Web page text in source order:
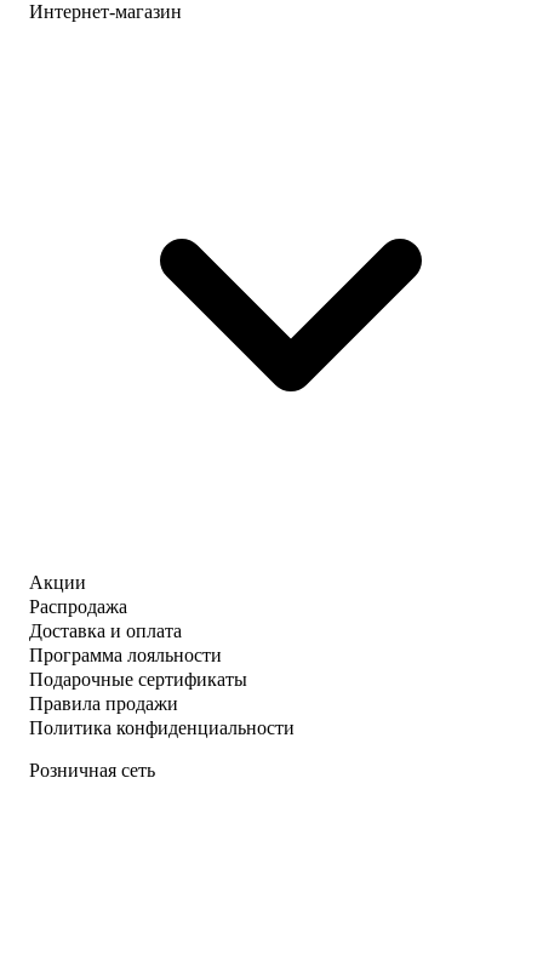
Интернет-магазин
Акции
Распродажа
Доставка и оплата
Программа лояльности
Подарочные сертификаты
Правила продажи
Политика конфиденциальности
Розничная сеть